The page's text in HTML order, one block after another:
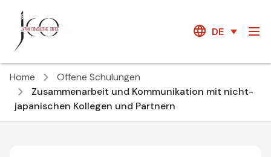
DE
Home
Offene Schulungen
Zusammenarbeit und Kommunikation mit nicht-
japanischen Kollegen und Partnern